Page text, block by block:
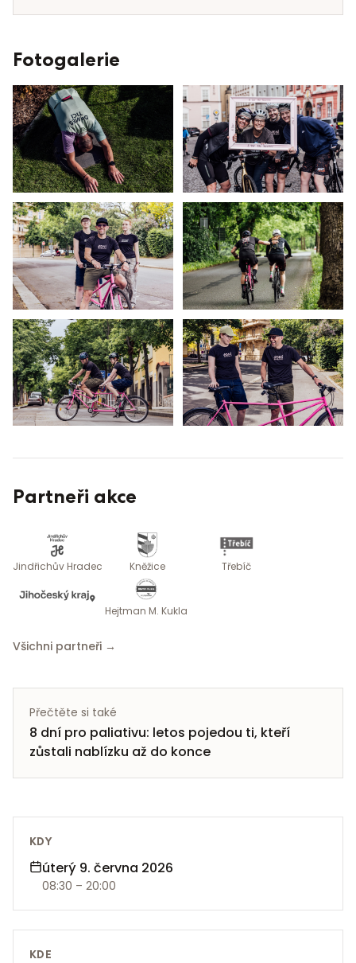
Fotogalerie
Partneři akce
Jindřichův Hradec Kněžice Třebíč
Hejtman M. Kukla
Všichni partneři →
Přečtěte si také
8 dní pro paliativu: letos pojedou ti, kteří
zůstali nablízku až do konce
KDY
úterý 9. června 2026
08:30 – 20:00
KDE